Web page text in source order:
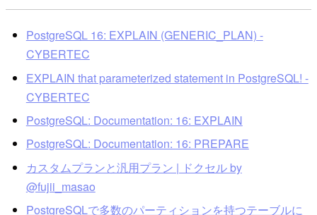
PostgreSQL 16: EXPLAIN (GENERIC_PLAN) -
CYBERTEC
EXPLAIN that parameterized statement in PostgreSQL! -
CYBERTEC
PostgreSQL: Documentation: 16: EXPLAIN
PostgreSQL: Documentation: 16: PREPARE
カスタムプランと汎用プラン | ドクセル by
@fujii_masao
PostgreSQLで多数のパーティションを持つテーブルに